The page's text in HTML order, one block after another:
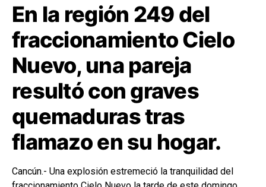
En la región 249 del
fraccionamiento Cielo
Nuevo, una pareja
resultó con graves
quemaduras tras
flamazo en su hogar.
Cancún.- Una explosión estremeció la tranquilidad del